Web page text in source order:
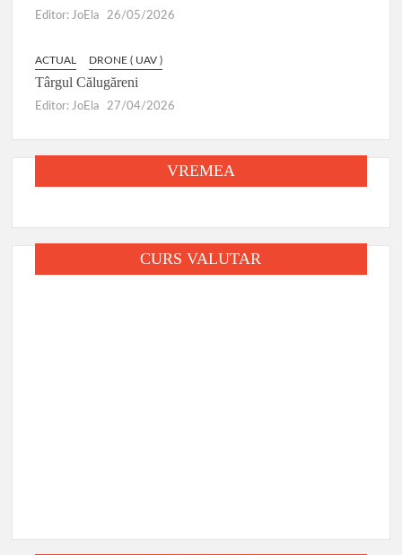
Editor: JoEla 26/05/2026
ACTUAL DRONE ( UAV )
Târgul Călugăreni
Editor: JoEla 27/04/2026
VREMEA
CURS VALUTAR